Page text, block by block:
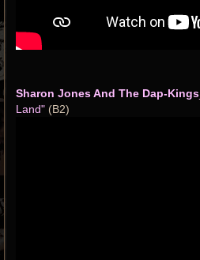
Sharon Jones And The Dap-Kings
Land" (B2)